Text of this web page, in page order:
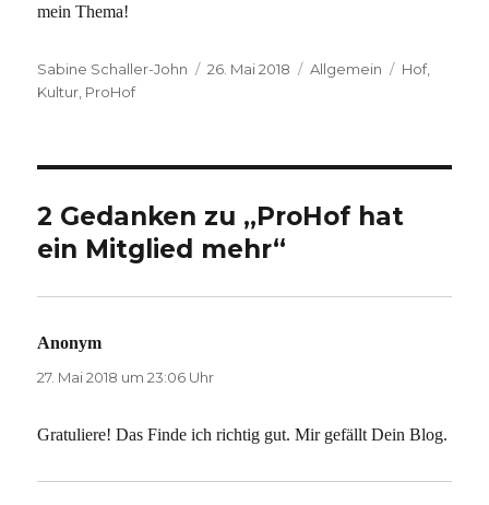
mein Thema!
Autor
Sabine Schaller-John
Veröffentlicht
26. Mai 2018 Kategorien
Allgemein Hof,
Kultur ProHof
2 Gedanken zu „ProHof hat
ein Mitglied mehr“
Anonym
27. Mai 2018 um 23:06 Uhr
Gratuliere! Das Finde ich richtig gut. Mir gefällt Dein Blog.